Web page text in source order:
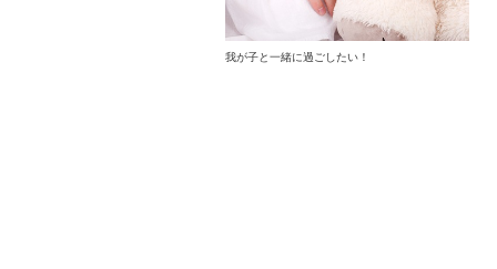
我が子と一緒に過ごしたい！